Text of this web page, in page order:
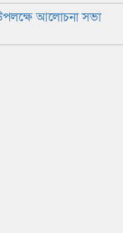
উপলক্ষে আলোচনা সভা